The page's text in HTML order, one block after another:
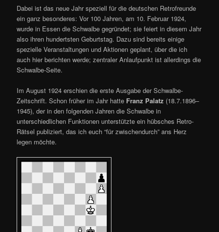
o
n
Dabei ist das neue Jahr speziell für die deutschen Retrofreunde
ein ganz besonderes: Vor 100 Jahren, am 10. Februar 1924,
wurde in Essen die Schwalbe gegründet; sie feiert in diesem Jahr
also ihren hundertsten Geburtstag. Dazu sind bereits einige
spezielle Veranstaltungen und Aktionen geplant, über die ich
auch hier berichten werde; zentraler Anlaufpunkt ist allerdings die
Schwalbe-Seite.
Im August 1924 erschien die erste Ausgabe der Schwalbe-
Zeitschrift. Schon früher im Jahr hatte Franz Palatz (18.7.1896–
1945), der in den folgenden Jahren die Schwalbe in
unterschiedlichen Funktionen unterstützte ein hübsches Retro-
Rätsel publiziert, das ich euch “für zwischendurch” ans Herz
legen möchte.